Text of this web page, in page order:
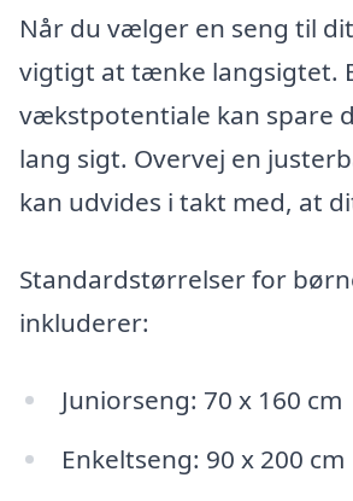
Når du vælger en seng til
vigtigt at tænke langsigtet.
vækstpotentiale kan spare
lang sigt. Overvej en
kan udvides i takt med, at
Standardstørrelser for
inkluderer:
Juniorseng: 70 x 160 cm
Enkeltseng: 90 x 200 cm